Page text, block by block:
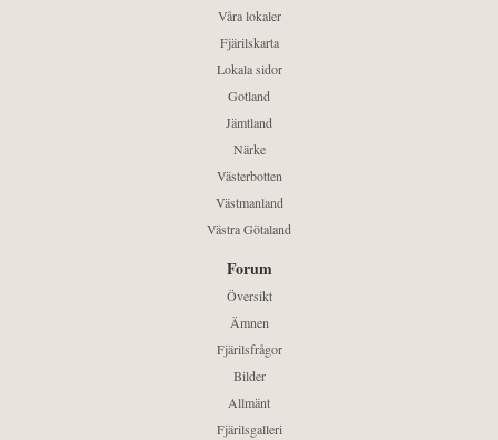
Våra lokaler
Fjärilskarta
Lokala sidor
Gotland
Jämtland
Närke
Västerbotten
Västmanland
Västra Götaland
Forum
Översikt
Ämnen
Fjärilsfrågor
Bilder
Allmänt
Fjärilsgalleri